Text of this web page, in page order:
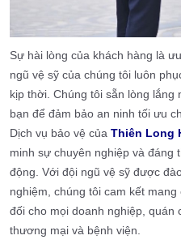
Sự hài lòng của khách hàng là
ngũ vệ sỹ của chúng tôi luôn
kịp thời. Chúng tôi sẵn lòng
bạn để đảm bảo an ninh tối ưu
Dịch vụ bảo vệ của Thiên Long
minh sự chuyên nghiệp và đáng
động. Với đội ngũ vệ sỹ được
nghiệm, chúng tôi cam kết
đối cho mọi doanh nghiệp, quán
thương mại và bệnh viện.